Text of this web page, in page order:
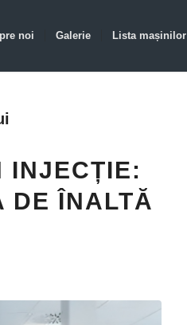
noi Galerie Lista mașinilor
INJECȚIE:
DE ÎNALTĂ